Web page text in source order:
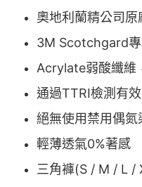
奧地利蘭精公司原
3M Scotchgard
Acrylate弱酸纖維
通過TTRI檢測有
絕無使用禁用偶氮
輕薄透氣0%著感
三角褲(S / M / L /